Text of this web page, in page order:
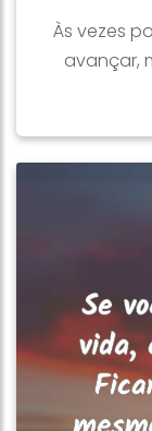
Às vezes
avançar,